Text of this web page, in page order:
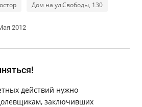
Дом на ул.Свободы, 130
2012
действий нужно
заключивших